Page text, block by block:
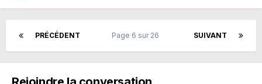
PRÉCÉDENT SUIVANT
Page 6 sur 26